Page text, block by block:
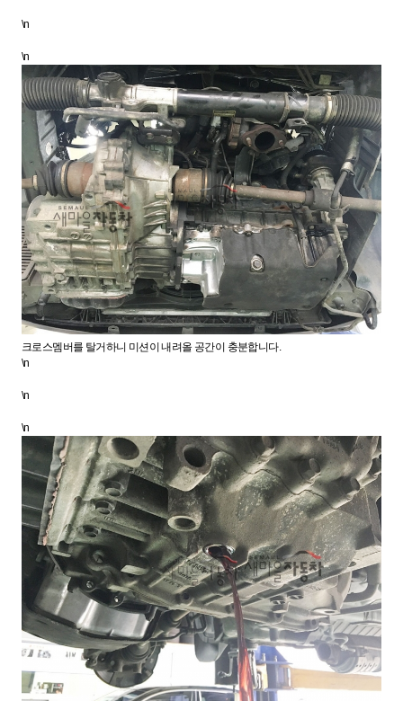
\n
\n
크로스멤버를 탈거하니 미션이 내려올 공간이 충분합니다.
\n
\n
\n